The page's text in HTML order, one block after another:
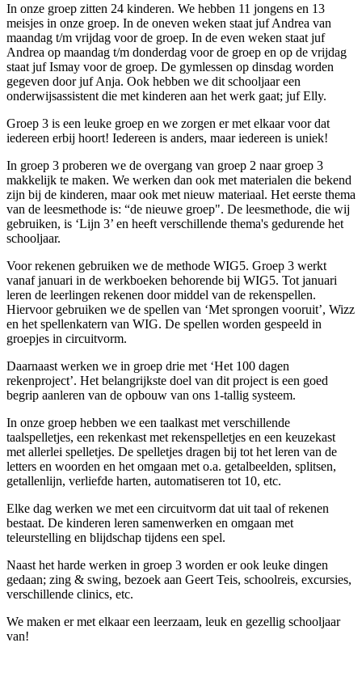
In onze groep zitten 24 kinderen. We hebben 11 jongens en 13
meisjes in onze groep. In de oneven weken staat juf Andrea van
maandag t/m vrijdag voor de groep. In de even weken staat juf
Andrea op maandag t/m donderdag voor de groep en op de vrijdag
staat juf Ismay voor de groep. De gymlessen op dinsdag worden
gegeven door juf Anja. Ook hebben we dit schooljaar een
onderwijsassistent die met kinderen aan het werk gaat; juf Elly.
Groep 3 is een leuke groep en we zorgen er met elkaar voor dat
iedereen erbij hoort! Iedereen is anders, maar iedereen is uniek!
In groep 3 proberen we de overgang van groep 2 naar groep 3
makkelijk te maken. We werken dan ook met materialen die bekend
zijn bij de kinderen, maar ook met nieuw materiaal. Het eerste thema
van de leesmethode is: “de nieuwe groep". De leesmethode, die wij
gebruiken, is ‘Lijn 3’ en heeft verschillende thema's gedurende het
schooljaar.
Voor rekenen gebruiken we de methode WIG5. Groep 3 werkt
vanaf januari in de werkboeken behorende bij WIG5. Tot januari
leren de leerlingen rekenen door middel van de rekenspellen.
Hiervoor gebruiken we de spellen van ‘Met sprongen vooruit’, Wizz
en het spellenkatern van WIG. De spellen worden gespeeld in
groepjes in circuitvorm.
Daarnaast werken we in groep drie met ‘Het 100 dagen
rekenproject’. Het belangrijkste doel van dit project is een goed
begrip aanleren van de opbouw van ons 1-tallig systeem.
In onze groep hebben we een taalkast met verschillende
taalspelletjes, een rekenkast met rekenspelletjes en een keuzekast
met allerlei spelletjes. De spelletjes dragen bij tot het leren van de
letters en woorden en het omgaan met o.a. getalbeelden, splitsen,
getallenlijn, verliefde harten, automatiseren tot 10, etc.
Elke dag werken we met een circuitvorm dat uit taal of rekenen
bestaat. De kinderen leren samenwerken en omgaan met
teleurstelling en blijdschap tijdens een spel.
Naast het harde werken in groep 3 worden er ook leuke dingen
gedaan; zing & swing, bezoek aan Geert Teis, schoolreis, excursies,
verschillende clinics, etc.
We maken er met elkaar een leerzaam, leuk en gezellig schooljaar
van!